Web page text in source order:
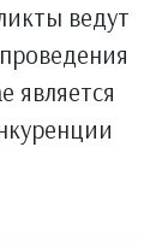
ведут
является